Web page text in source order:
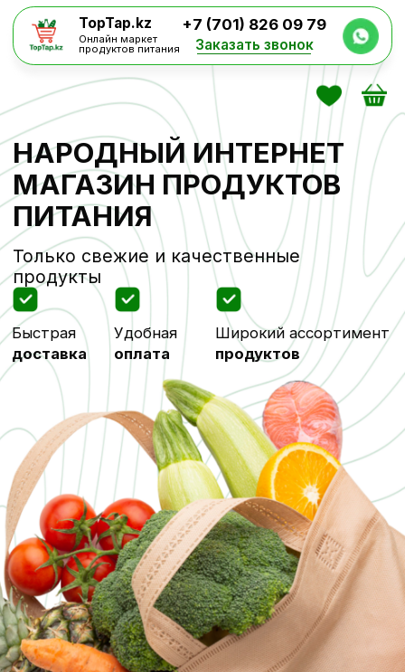
НАРОДНЫЙ ИНТЕРНЕТ
МАГАЗИН ПРОДУКТОВ
ПИТАНИЯ
Только свежие и качественные
продукты
Быстрая
доставка
Широкий ассортимент
продуктов
Удобная
оплата
TopTap.kz
Онлайн маркет
продуктов питания
+7 (701) 826 09 79
Заказать звонок